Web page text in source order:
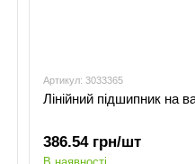
Артикул: 3033365
Лінійний підшипник на
386.54 грн/шт